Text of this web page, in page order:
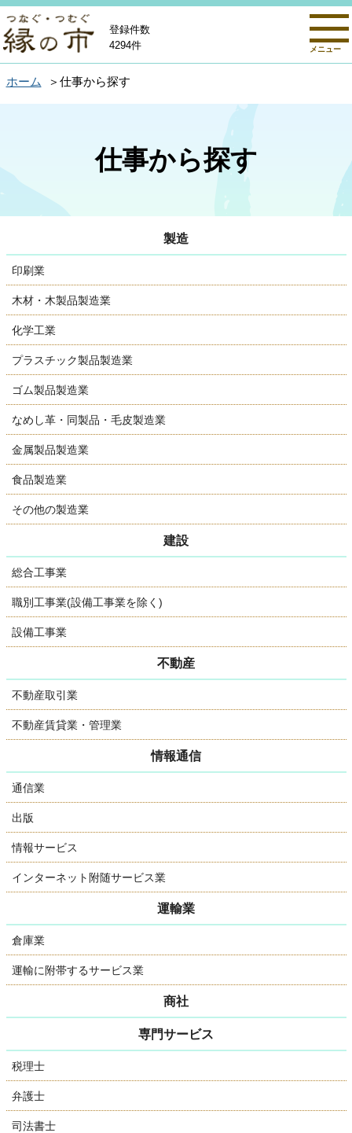
メニュー
登録件数
4294件
ホーム 仕事から探す
仕事から探す
製造
印刷業
木材・木製品製造業
化学工業
プラスチック製品製造業
ゴム製品製造業
なめし革・同製品・毛皮製造業
金属製品製造業
食品製造業
その他の製造業
建設
総合工事業
職別工事業(設備工事業を除く)
設備工事業
不動産
不動産取引業
不動産賃貸業・管理業
情報通信
通信業
出版
情報サービス
インターネット附随サービス業
運輸業
倉庫業
運輸に附帯するサービス業
商社
専門サービス
税理士
弁護士
司法書士